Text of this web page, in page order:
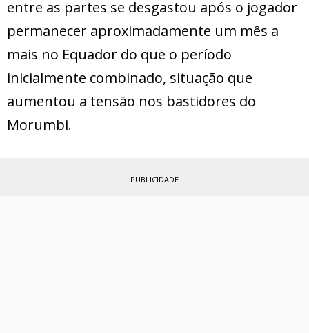
entre as partes se desgastou após o jogador
permanecer aproximadamente um mês a
mais no Equador do que o período
inicialmente combinado, situação que
aumentou a tensão nos bastidores do
Morumbi.
PUBLICIDADE